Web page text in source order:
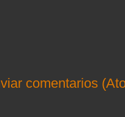
comentarios